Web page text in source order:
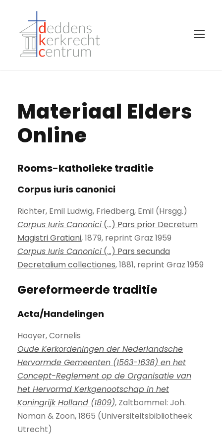
Materiaal Elders
Online
Rooms-katholieke traditie
Corpus iuris canonici
Richter, Emil Ludwig, Friedberg, Emil (Hrsgg.)
Corpus Iuris Canonici (...) Pars prior Decretum
Magistri Gratiani, 1879, reprint Graz 1959
Corpus Iuris Canonici (...) Pars secunda
Decretalium collectiones, 1881, reprint Graz 1959
Gereformeerde traditie
Acta/Handelingen
Hooyer, Cornelis
Oude Kerkordeningen der Nederlandsche
Hervormde Gemeenten (1563-1638) en het
Concept-Reglement op de Organisatie van
het Hervormd Kerkgenootschap in het
Koningrijk Holland (1809), Zaltbommel: Joh.
Noman & Zoon, 1865 (Universiteitsbibliotheek
Utrecht)